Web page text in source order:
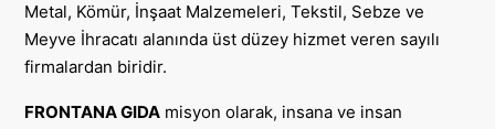
Metal, Kömür, İnşaat Malzemeleri, Tekstil, Sebze ve
Meyve İhracatı alanında üst düzey hizmet veren sayılı
firmalardan biridir.
FRONTANA GIDA misyon olarak, insana ve insan